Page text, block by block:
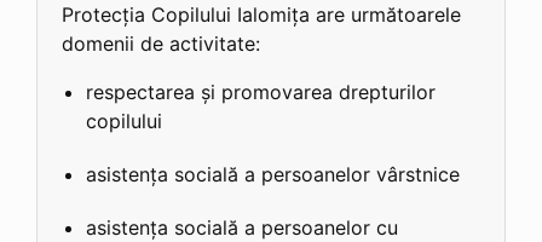
Protecția Copilului Ialomița are următoarele
domenii de activitate:
respectarea și promovarea drepturilor
copilului
asistența socială a persoanelor vârstnice
asistența socială a persoanelor cu